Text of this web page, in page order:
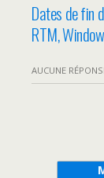
Dates de fin
RTM,
AUCUNE